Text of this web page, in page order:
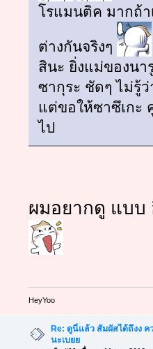
โรแมนติค มากถ้า
ต่างกันจริงๆ
สินะ ยิ่งแม่ของนา
ซากุระ ชัดๆ ไม่รู้ว่
แต่ขอให้ซาซึเกะ
ไป
ผมอยากดู แบบ
็HeyYoo
Re: ดูนี่แล้ว สัมผัสได้ถึงง
นะเบยย